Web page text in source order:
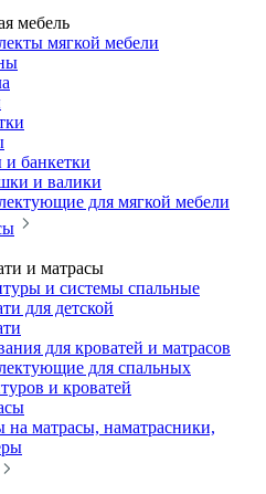
мебель
мягкой мебели
банкетки
и валики
для мягкой мебели
и матрасы
и системы спальные
для детской
для кроватей и матрасов
для спальных
и кроватей
на матрасы, наматрасники,